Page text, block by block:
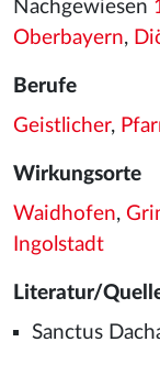
Nachgewiesen
Oberbayern,
Berufe
Geistlicher,
Wirkungsorte
Waidhofen,
Ingolstadt
Literatur/
Sanctus